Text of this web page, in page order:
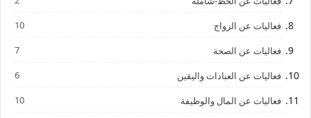
فعاليات عن الزواج 10
فعاليات عن الصحة 7
فعاليات عن العبادات واليقين 6
فعاليات عن المال والوظيفة 10